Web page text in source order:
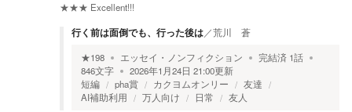
★★★ Excellent!!!
行く前は面倒でも、行った後は／荒川 蒼
★198 エッセイ・ノンフィクション 完結済 1話
846文字 2026年1月24日 21:00更新
短編
pha賞 カクヨムオンリー
友達
AI補助利用
万人向け 日常 友人